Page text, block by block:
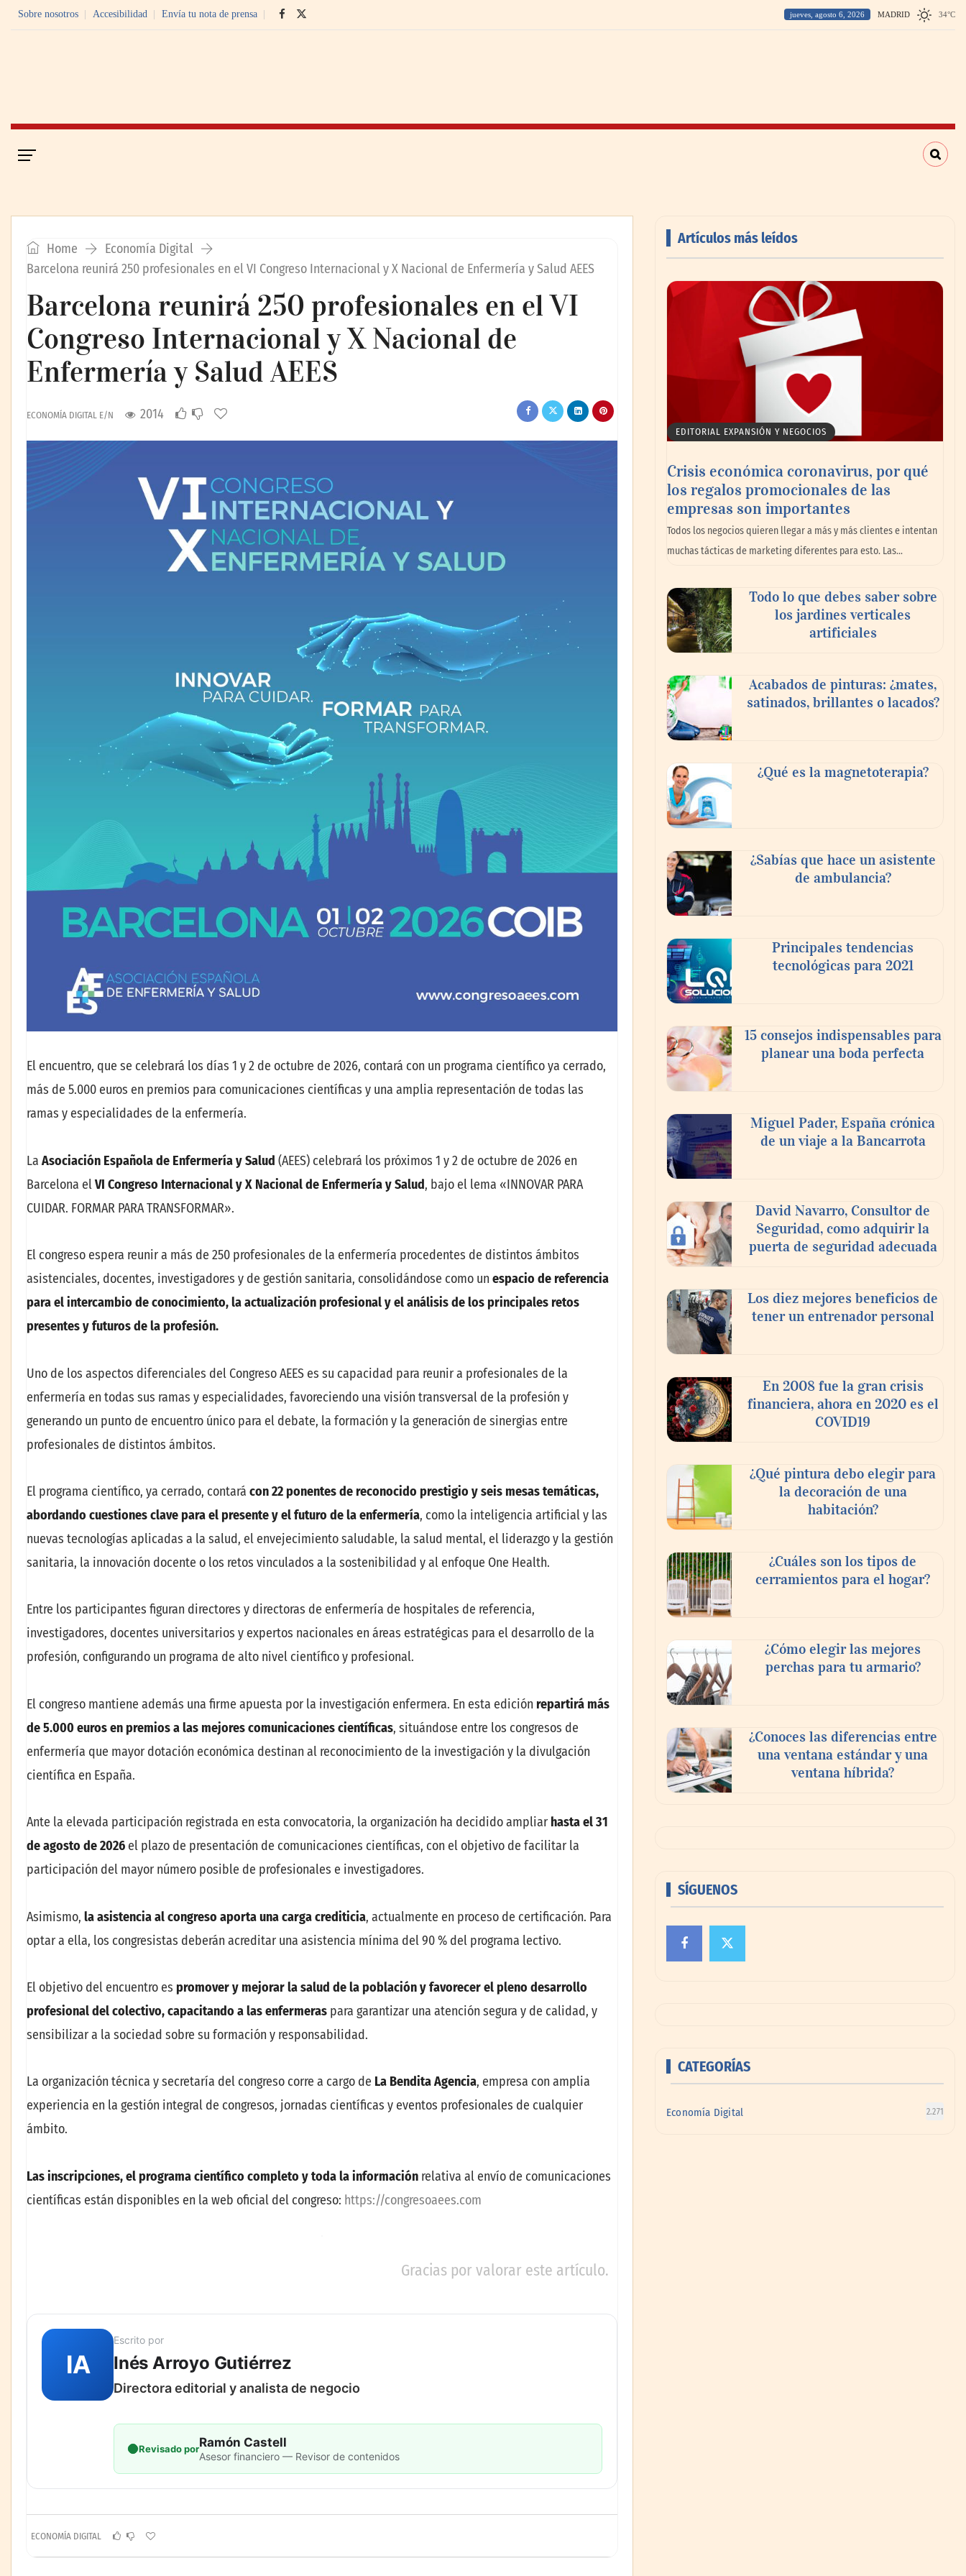
Sobre nosotros Accesibilidad Envía tu nota de prensa jueves, agosto 6, 2026 MADRID 34°C
Home
Economía Digital
Barcelona reunirá 250 profesionales en el VI Congreso Internacional y X Nacional de Enfermería y Salud AEES
Barcelona reunirá 250 profesionales en el VI
Congreso Internacional y X Nacional de
Enfermería y Salud AEES
ECONOMÍA DIGITAL E/N 2014
El encuentro, que se celebrará los días 1 y 2 de octubre de 2026, contará con un programa científico ya cerrado,
más de 5.000 euros en premios para comunicaciones científicas y una amplia representación de todas las
ramas y especialidades de la enfermería.
La Asociación Española de Enfermería y Salud (AEES) celebrará los próximos 1 y 2 de octubre de 2026 en
Barcelona elVI Congreso Internacional y X Nacional de Enfermería y Salud, bajo el lema «INNOVAR PARA
CUIDAR. FORMAR PARA TRANSFORMAR».
El congreso espera reunir a más de 250 profesionales de la enfermería procedentes de distintos ámbitos
asistenciales, docentes, investigadores y de gestión sanitaria, consolidándose como un espacio de referencia
para el intercambio de conocimiento, la actualización profesional y el análisis de los principales retos
presentes y futuros de la profesión.
Uno de los aspectos diferenciales del Congreso AEES es su capacidad para reunir a profesionales de la
enfermería en todas sus ramas y especialidades, favoreciendo una visión transversal de la profesión y
generando un punto de encuentro único para el debate, la formación y la generación de sinergias entre
profesionales de distintos ámbitos.
El programa científico, ya cerrado, contará con 22 ponentes de reconocido prestigio y seis mesas temáticas,
abordando cuestiones clave para el presente y el futuro de la enfermería, como la inteligencia artificial y las
nuevas tecnologías aplicadas a la salud, el envejecimiento saludable, la salud mental, el liderazgo y la gestión
sanitaria, la innovación docente o los retos vinculados a la sostenibilidad y al enfoque One Health.
Entre los participantes figuran directores y directoras de enfermería de hospitales de referencia,
investigadores, docentes universitarios y expertos nacionales en áreas estratégicas para el desarrollo de la
profesión, configurando un programa de alto nivel científico y profesional.
El congreso mantiene además una firme apuesta por la investigación enfermera. En esta edición repartirá más
de 5.000 euros en premios a las mejores comunicaciones científicas, situándose entre los congresos de
enfermería que mayor dotación económica destinan al reconocimiento de la investigación y la divulgación
científica en España.
Ante la elevada participación registrada en esta convocatoria, la organización ha decidido ampliar hasta el 31
de agosto de 2026 el plazo de presentación de comunicaciones científicas, con el objetivo de facilitar la
participación del mayor número posible de profesionales e investigadores.
Asimismo, la asistencia al congreso aporta una carga crediticia, actualmente en proceso de certificación. Para
optar a ella, los congresistas deberán acreditar una asistencia mínima del 90 % del programa lectivo.
El objetivo del encuentro es promover y mejorar la salud de la población y favorecer el pleno desarrollo
profesional del colectivo, capacitando a las enfermeras para garantizar una atención segura y de calidad, y
sensibilizar a la sociedad sobre su formación y responsabilidad.
La organización técnica y secretaría del congreso corre a cargo de La Bendita Agencia, empresa con amplia
experiencia en la gestión integral de congresos, jornadas científicas y eventos profesionales de cualquier
ámbito.
Las inscripciones, el programa científico completo y toda la información relativa al envío de comunicaciones
científicas están disponibles en la web oficial del congreso: https://congresoaees.com
Gracias por valorar este artículo.
IA
Escrito por
Inés Arroyo Gutiérrez
Directora editorial y analista de negocio
Revisado porRamón Castell
Asesor financiero — Revisor de contenidos
ECONOMÍA DIGITAL
Artículos más leídos
EDITORIAL EXPANSIÓN Y NEGOCIOS
Crisis económica coronavirus, por qué
los regalos promocionales de las
empresas son importantes
Todos los negocios quieren llegar a más y más clientes e intentan
muchas tácticas de marketing diferentes para esto. Las…
Todo lo que debes saber sobre
los jardines verticales
artificiales
Acabados de pinturas: ¿mates,
satinados, brillantes o lacados?
¿Qué es la magnetoterapia?
¿Sabías que hace un asistente
de ambulancia?
Principales tendencias
tecnológicas para 2021
15 consejos indispensables para
planear una boda perfecta
Miguel Pader, España crónica
de un viaje a la Bancarrota
David Navarro, Consultor de
Seguridad, como adquirir la
puerta de seguridad adecuada
Los diez mejores beneficios de
tener un entrenador personal
En 2008 fue la gran crisis
financiera, ahora en 2020 es el
COVID19
¿Qué pintura debo elegir para
la decoración de una
habitación?
¿Cuáles son los tipos de
cerramientos para el hogar?
¿Cómo elegir las mejores
perchas para tu armario?
¿Conoces las diferencias entre
una ventana estándar y una
ventana híbrida?
SÍGUENOS
CATEGORÍAS
Economía Digital 2.271